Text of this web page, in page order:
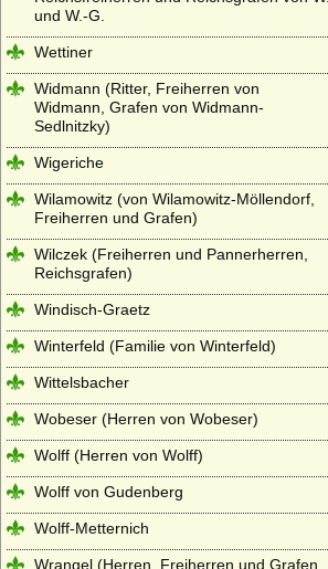
und W.-G.
Wettiner
Widmann (Ritter, Freiherren von
Widmann, Grafen von Widmann-
Sedlnitzky)
Wigeriche
Wilamowitz (von Wilamowitz-Möllendorf,
Freiherren und Grafen)
Wilczek (Freiherren und Pannerherren,
Reichsgrafen)
Windisch-Graetz
Winterfeld (Familie von Winterfeld)
Wittelsbacher
Wobeser (Herren von Wobeser)
Wolff (Herren von Wolff)
Wolff von Gudenberg
Wolff-Metternich
Wrangel (Herren, Freiherren und Grafen